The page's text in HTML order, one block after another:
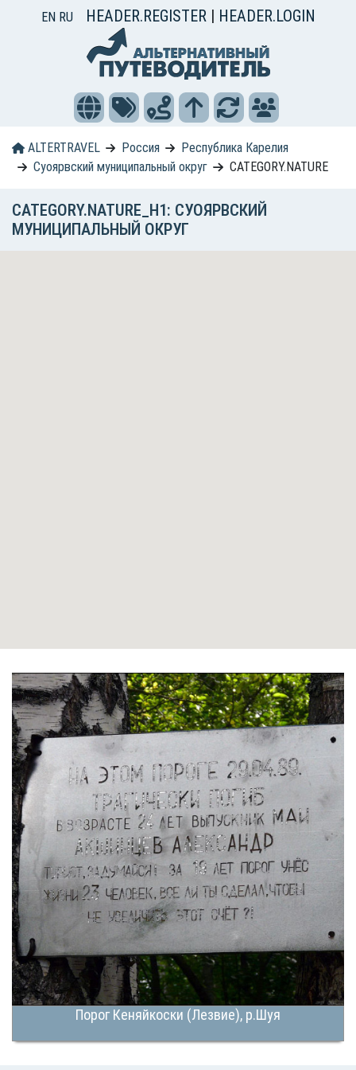
EN RU HEADER.REGISTER | HEADER.LOGIN
ALTERTRAVEL Россия
Республика Карелия
Суоярвский муниципальный округ
CATEGORY.NATURE
CATEGORY.NATURE_H1: СУОЯРВСКИЙ
МУНИЦИПАЛЬНЫЙ ОКРУГ
Порог Кеняйкоски (Лезвие), р.Шуя